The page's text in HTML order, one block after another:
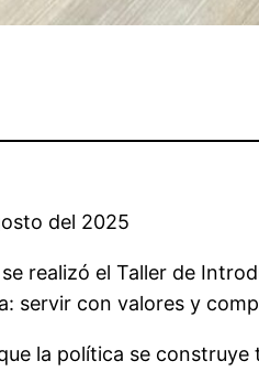
del 2025
se realizó el Taller de
servir con valores y
la política se